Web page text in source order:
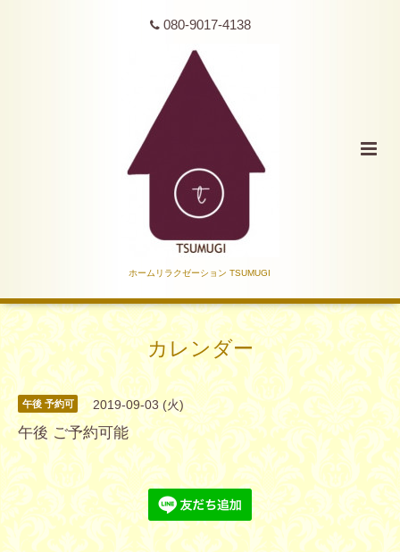
080-9017-4138
ホームリラクゼーション TSUMUGI
カレンダー
午後 予約可 2019-09-03 (火)
午後 ご予約可能